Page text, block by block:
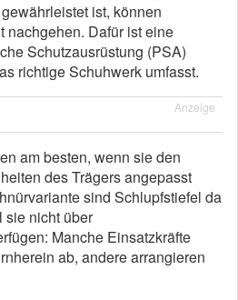
ist, können
nachgehen. Dafür ist eine
Schutzausrüstung (PSA)
richtige Schuhwerk umfasst.
Anzeige
am besten, wenn sie den
des Trägers angepasst
sind Schlupfstiefel da
sie nicht über
Manche Einsatzkräfte
ab, andere arrangieren